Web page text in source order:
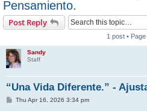
Pensamiento.
Post Reply
1 post • Page
Sandy
Staff
“Una Vida Diferente.” -
PThu Apr 16, 2026 3:34 pm